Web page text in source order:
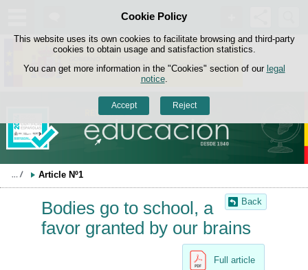
Cookie Policy
This website uses its own cookies to facilitate browsing and third-party
cookies to obtain usage and satisfaction statistics.
You can get more information in the "Cookies" section of our legal
notice.
Accept Reject
Skip to content
Article Nº1
Back
Bodies go to school, a
favor granted by our brains
Full article